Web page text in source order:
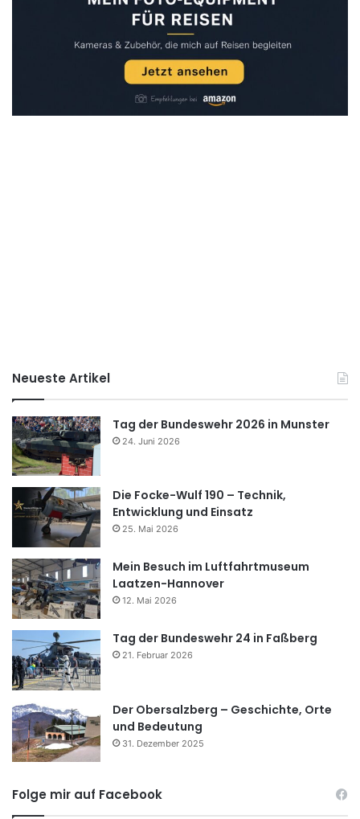
Neueste Artikel
Tag der Bundeswehr 2026 in Munster
24. Juni 2026
Die Focke-Wulf 190 – Technik,
Entwicklung und Einsatz
25. Mai 2026
Mein Besuch im Luftfahrtmuseum
Laatzen-Hannover
12. Mai 2026
Tag der Bundeswehr 24 in Faßberg
21. Februar 2026
Der Obersalzberg – Geschichte, Orte
und Bedeutung
31. Dezember 2025
Folge mir auf Facebook